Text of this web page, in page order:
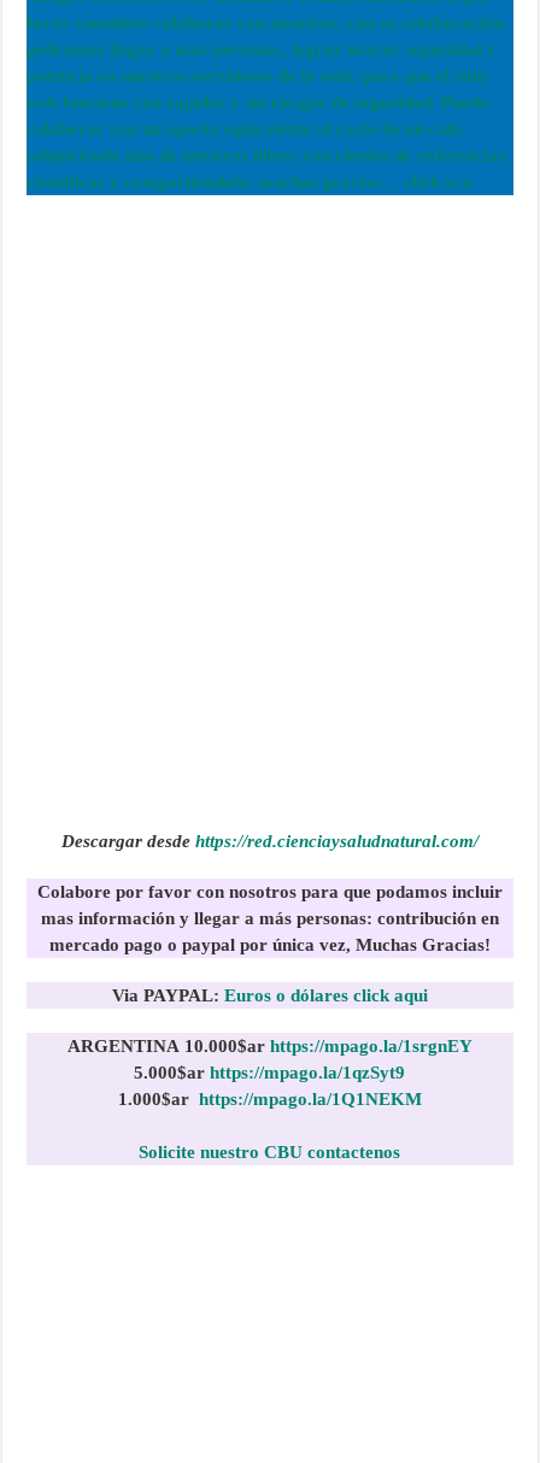
favor considere colaborar con nosotros, con su colaboración
podremos llegar a más personas, lograr mayor seguridad y
potencia en nuestros servidores de la web, para que el sitio
web funcione con rapidez y sin riesgos de seguridad. Puede
colaborar con un aporte equivalente al costo de un café,
adquiriendo uno de nuestros libros con cientos de referencias
científicas y compartiendolo, muchas gracias… click aca
Descargar desde https://red.cienciaysaludnatural.com/
Colabore por favor con nosotros para que podamos incluir
mas información y llegar a más personas: contribución en
mercado pago o paypal por única vez, Muchas Gracias!
Via PAYPAL: Euros o dólares click aqui
ARGENTINA 10.000$ar https://mpago.la/1srgnEY
5.000$arhttps://mpago.la/1qzSyt9
1.000$ar https://mpago.la/1Q1NEKM
Solicite nuestro CBU contactenos